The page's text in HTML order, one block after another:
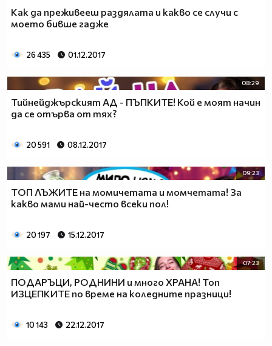
Как да преживееш раздялата и какво се случи с
моето бивше гадже
26 435 01.12.2017
08:29
Тийнейджърският АД - ПЪПКИТЕ! Кой е моят начин
да се отърва от тях?
20 591 08.12.2017
09:23
ТОП ЛЪЖИТЕ на момичетата и момчетата! За
какво мами най-често всеки пол!
20 197 15.12.2017
07:23
ПОДАРЪЦИ, РОДНИНИ и много ХРАНА! Топ
ИЗЦЕПКИТЕ по време на коледните празници!
10 143 22.12.2017